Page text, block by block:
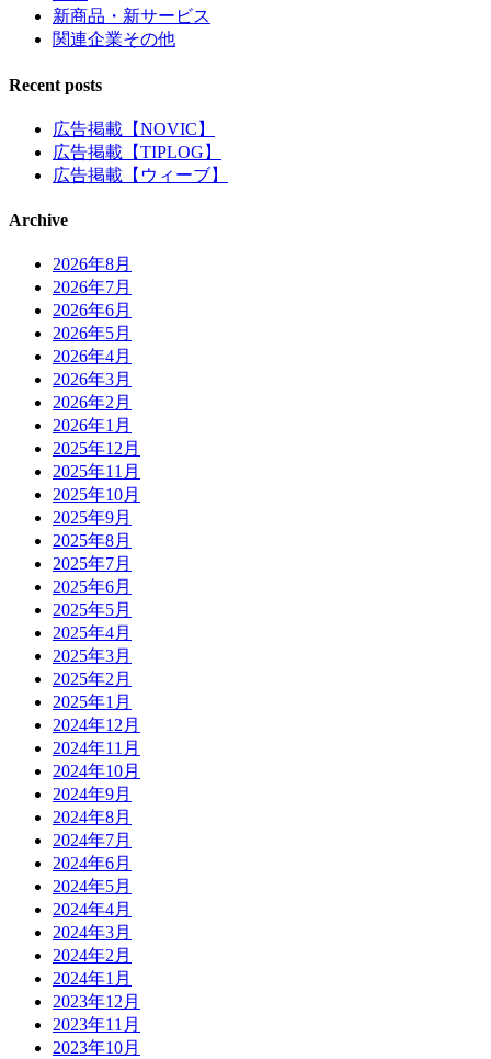
新商品・新サービス
関連企業その他
Recent posts
広告掲載【NOVIC】
広告掲載【TIPLOG】
広告掲載【ウィーブ】
Archive
2026年8月
2026年7月
2026年6月
2026年5月
2026年4月
2026年3月
2026年2月
2026年1月
2025年12月
2025年11月
2025年10月
2025年9月
2025年8月
2025年7月
2025年6月
2025年5月
2025年4月
2025年3月
2025年2月
2025年1月
2024年12月
2024年11月
2024年10月
2024年9月
2024年8月
2024年7月
2024年6月
2024年5月
2024年4月
2024年3月
2024年2月
2024年1月
2023年12月
2023年11月
2023年10月